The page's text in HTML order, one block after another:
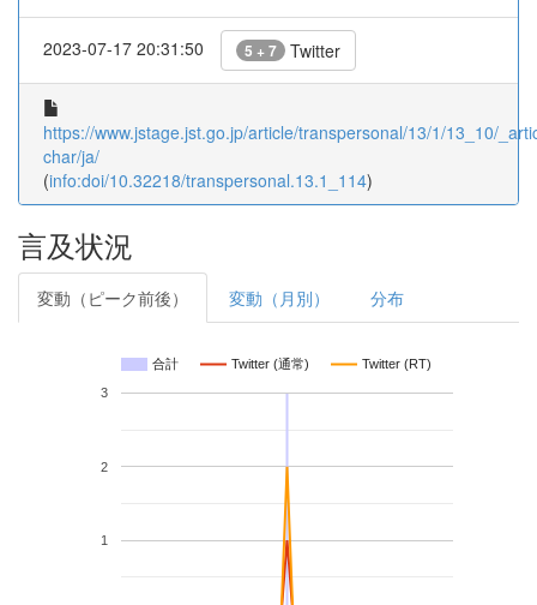
2023-07-17 20:31:50 5 + 7 Twitter
https://www.jstage.jst.go.jp/article/transpersonal/13/1/13_10/
char/ja/
(info:doi/10.32218/transpersonal.13.1_114)
言及状況
変動（ピーク前後） 変動（月別） 分布
合計 Twitter (通常) Twitter (RT)
1
2
3